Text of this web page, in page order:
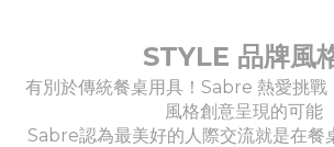
STYLE 品牌風
有別於傳統餐桌用具！Sabre 熱愛挑戰
風格創意呈現的可能
Sabre認為最美好的人際交流就是在餐